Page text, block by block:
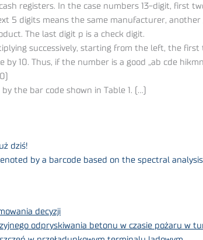
registers. In the case numbers 13-digit, first
5 digits means the same manufacturer,
The last digit p is a check digit.
successively, starting from the left, the
by 10. Thus, if the number is a good „ab cde
the bar code shown in Table 1. (…)
dziś!
by a barcode based on the spectral
decyzji
odpryskiwania betonu w czasie pożaru w